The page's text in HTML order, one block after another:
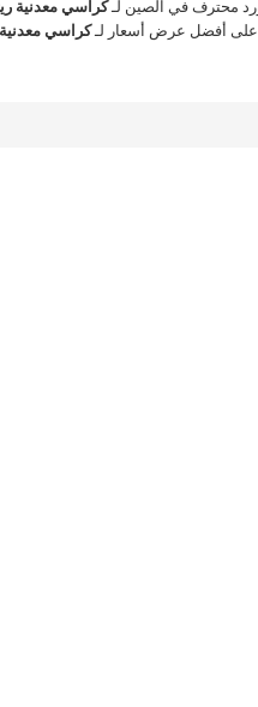
محترف في الصين لـكراسي معدنية
على أفضل عرض أسعار لـكراسي معدنية